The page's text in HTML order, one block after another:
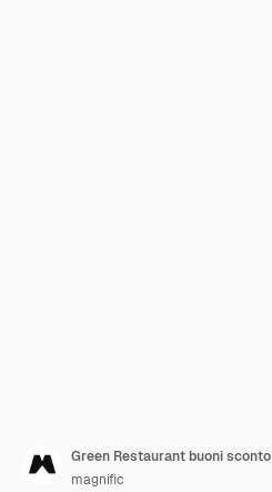
Green Restaurant buoni sconto
magnific